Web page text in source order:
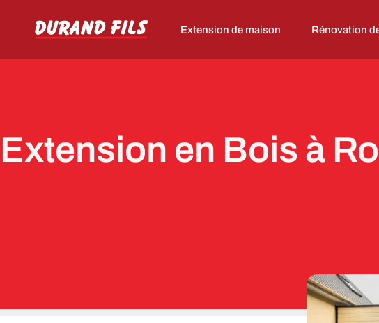
Extension de maison Rénovation
Extension en Bois à